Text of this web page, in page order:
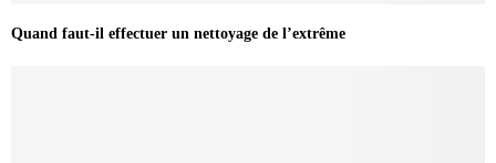
Quand faut-il effectuer un nettoyage de l’extrême